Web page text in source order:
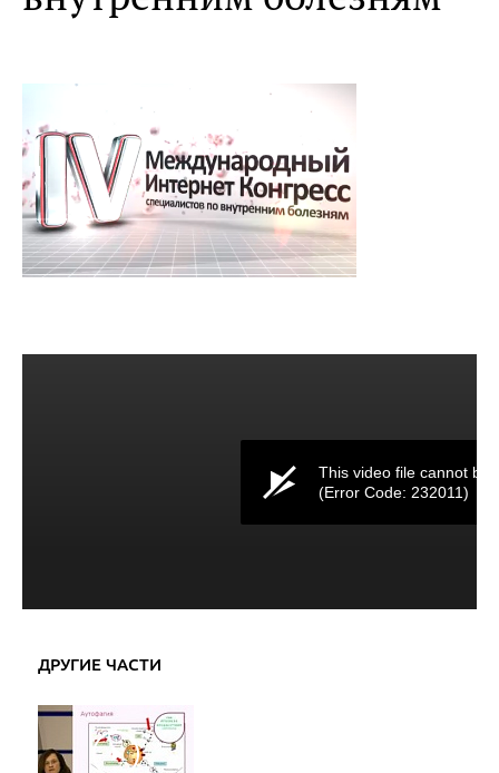
This video file cannot be
(Error Code: 232011)
ДРУГИЕ ЧАСТИ